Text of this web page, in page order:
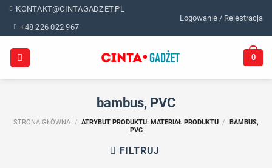
Skip
content
KONTAKT@CINTAGADZET.PL
+48 226 022 967
Logowanie / Rejestracja
0
bambus, PVC
STRONA GŁÓWNA / ATRYBUT PRODUKTU: MATERIAŁ PRODUKTU /
BAMBUS,
PVC
FILTRUJ